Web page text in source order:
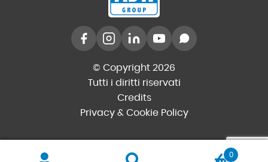
© Copyright 2026
Tutti i diritti riservati
Credits
Privacy & Cookie Policy
0